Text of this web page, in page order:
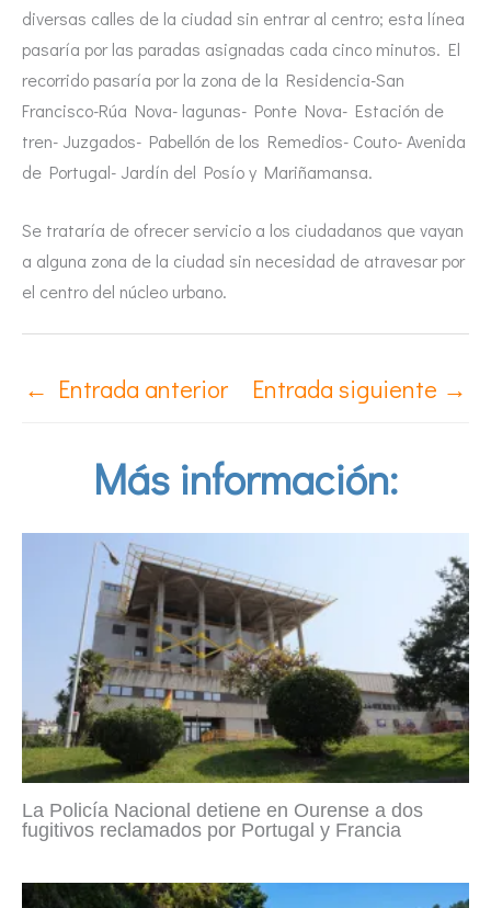
diversas calles de la ciudad sin entrar al centro; esta línea
pasaría por las paradas asignadas cada cinco minutos. El
recorrido pasaría por la zona de la Residencia-San
Francisco-Rúa Nova- lagunas- Ponte Nova- Estación de
tren- Juzgados- Pabellón de los Remedios- Couto- Avenida
de Portugal- Jardín del Posío y Mariñamansa.
Se trataría de ofrecer servicio a los ciudadanos que vayan
a alguna zona de la ciudad sin necesidad de atravesar por
el centro del núcleo urbano.
← Entrada anterior Entrada siguiente →
Más información:
La Policía Nacional detiene en Ourense a dos
fugitivos reclamados por Portugal y Francia